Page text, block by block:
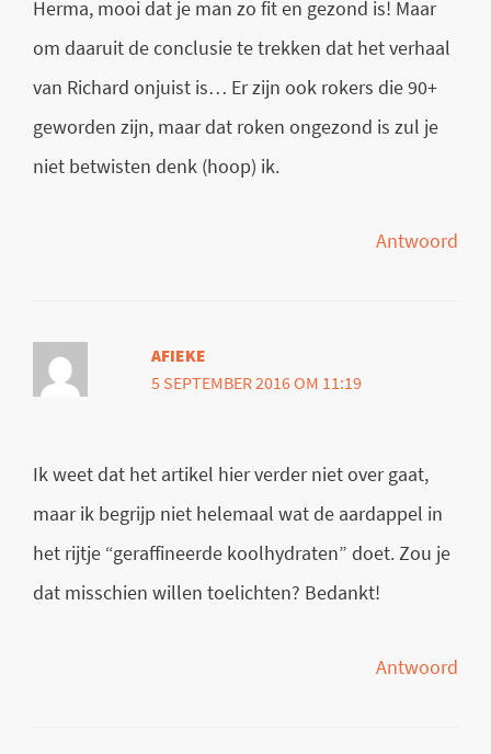
Herma, mooi dat je man zo fit en gezond is! Maar
om daaruit de conclusie te trekken dat het verhaal
van Richard onjuist is… Er zijn ook rokers die 90+
geworden zijn, maar dat roken ongezond is zul je
niet betwisten denk (hoop) ik.
Antwoord
AFIEKE
5 SEPTEMBER 2016 OM 11:19
Ik weet dat het artikel hier verder niet over gaat,
maar ik begrijp niet helemaal wat de aardappel in
het rijtje “geraffineerde koolhydraten” doet. Zou je
dat misschien willen toelichten? Bedankt!
Antwoord